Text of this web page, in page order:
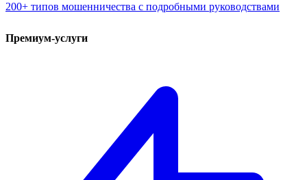
200+ типов мошенничества с подробными руководствами
Премиум-услуги